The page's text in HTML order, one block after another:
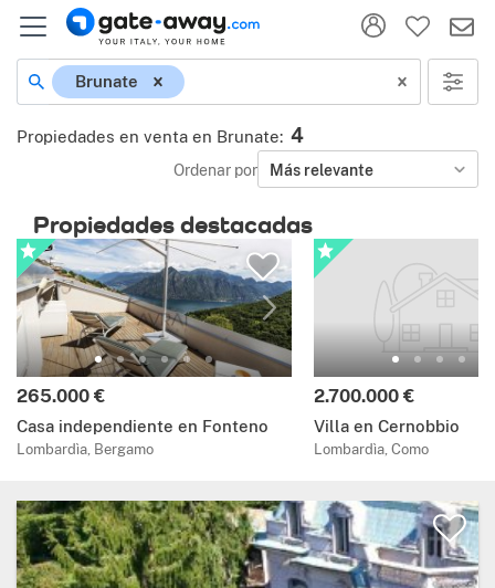
Brunate
Propiedades en venta en Brunate: 4
Ordenar por Más relevante
Propiedades destacadas
265.000 €
Casa independiente en Fonteno
Lombardìa, Bergamo
2.700.000 €
Villa en Cernobbio
Lombardìa, Como